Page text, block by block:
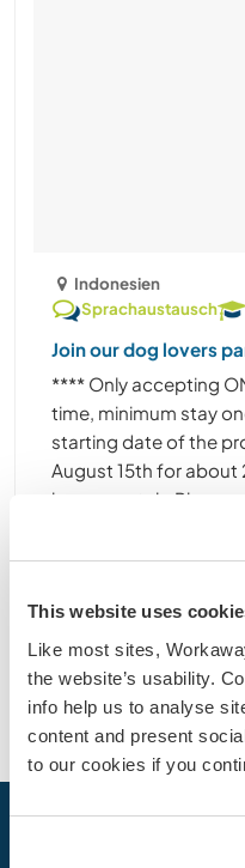
This website uses
Like most sites,
the website’s usability.
info help us to analyse
content and present
to our cookies if you
Indonesien
Sprachaustausch
Join our dog lovers
**** Only accepting
time, minimum stay
starting date of the
August 15th for about
happy match. Please
Kontakt
Dein nächstes